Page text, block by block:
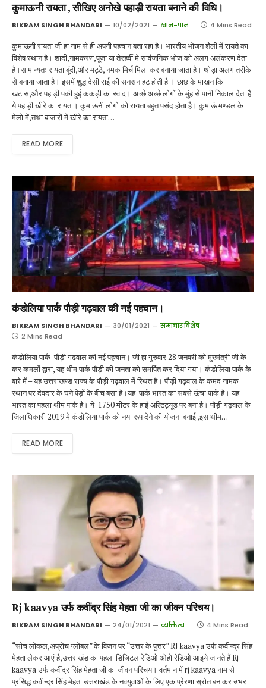
कुमाऊनी रायता , सीखिए अनोखे पहाड़ी रायता बनाने की विधि।
BIKRAM SINGH BHANDARI 10/02/2021 खान-पान 4 Mins Read
कुमाऊनी रायता जी हा नाम से ही अपनी पहचान बता रहा है। भारतीय भोजन शैली में रायते का
विशेष स्थान है। शादी,नामकरण,पूजा या तेरहवीं मे सार्वजनिक भोज को अलग अलंकरण देता
है।सामान्यतः रायता बूंदी,और मट्ठे, नमक मिर्च मिला कर बनाया जाता है। थोड़ा अलग तरीके
से बनाया जाता है। इसमें शुद्ध देसी राई की सनसनाहट होती है । छाछ के माखन कि
खटास,और पहाड़ी पकी हुई ककड़ी का स्वाद। अच्छे अच्छे लोगों के मुंह से पानी निकाल देता है
ये पहाड़ी खीरे का रायता। कुमाऊनी लोगो को रायता बहुत पसंद होता है। कुमाऊं मण्डल के
मेलो में,तथा बाजारों में खीरे का रायता…
READ MORE
कंडोलिया पार्क पौड़ी गढ़वाल की नई पहचान।
BIKRAM SINGH BHANDARI 30/01/2021
समाचार विशेष
2 Mins Read
कंडोलिया पार्क पौड़ी गढ़वाल की नई पहचान। जी हा गुरुवार 28 जनवरी को मुख्मंत्री जी के
कर कमलों द्वारा, यह थीम पार्क पौड़ी की जनता को समर्पित कर दिया गया। कंडोलिया पार्क के
बारे में – यह उत्तराखण्ड राज्य के पौड़ी गढ़वाल में स्थित है। पौड़ी गढ़वाल के कमद नामक
स्थान पर देवदार के घने पेड़ों के बीच बसा है।यह पार्क भारत का सबसे ऊंचा पार्क है। यह
भारत का पहला थीम पार्क है। ये 1750 मीटर के हाई अल्टिट्यूड पर बना है। पौड़ी गढ़वाल के
जिलाधिकारी 2019 मे कंडोलिया पार्क को नया रूप देने की योजना बनाई ,इस थीम…
READ MORE
Rj kaavya उर्फ कवींद्र सिंह मेहता जी का जीवन परिचय।
BIKRAM SINGH BHANDARI 24/01/2021 व्यक्तित्व 4 Mins Read
“सोच लोकल,अप्रोच ग्लोबल” के विजन पर “उत्तर के पुत्तर” RJ kaavya उर्फ कवीन्द्र सिंह
मेहता लेकर आएं है,उत्तराखंड का पहला डिजिटल रेडिओ ओहो रेडिओ आइये जानते हैं Rj
kaavya उर्फ कवींद्र सिंह मेहता जी का जीवन परिचय। वर्तमान में rj kaavya नाम से
प्रसिद्ध कवीन्द्र सिंह मेहता उत्तराखंड के नवयुवाओं के लिए एक प्रेरणा स्रोत बन कर उभर